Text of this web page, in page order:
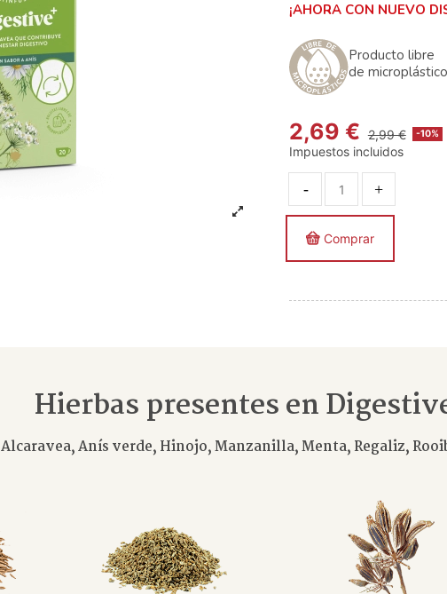
¡AHORA CON NUEVO
Producto libre
de
2,69 € 2,99 € -10%
Impuestos incluidos
Comprar
Hierbas presentes en
Alcaravea,Anís verde, Hinojo,Manzanilla,Menta,Regaliz,